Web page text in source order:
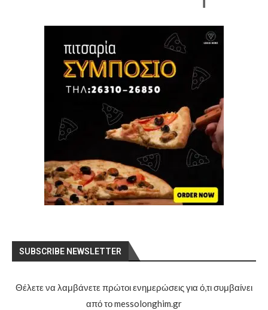
SUBSCRIBE NEWSLETTER
Θέλετε να λαμβάνετε πρώτοι ενημερώσεις για ό,τι συμβαίνει
από το messolonghim.gr